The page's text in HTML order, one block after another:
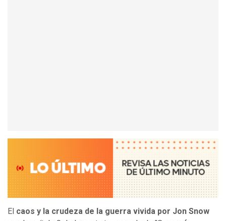
El caos y la crudeza de la guerra vivida por Jon Snow